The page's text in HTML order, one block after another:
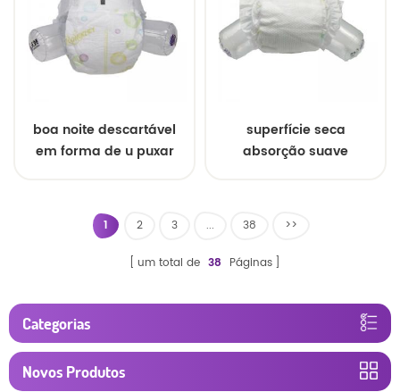
boa noite descartável
em forma de u puxar
superfície seca
absorção suave
1 2 3 ... 38 >>
um total de 38 Páginas
Categorias
Novos Produtos